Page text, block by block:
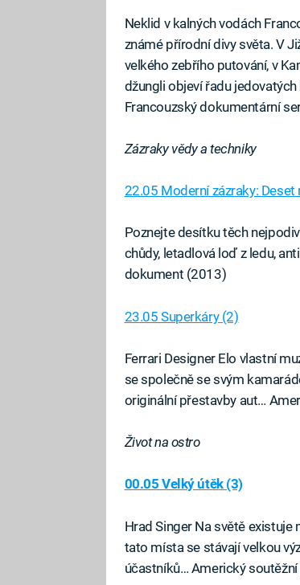
Neklid v kalných vodách
známé přírodní divy světa. V
velkého zebřího putování, v
džungli objeví řadu
Francouzský dokumentární
Zázraky vědy a techniky
22.05 Moderní zázraky:
Poznejte desítku těch
chůdy, letadlová loď z ledu,
dokument (2013)
23.05 Superkáry (2)
Ferrari Designer Elo vlastní
se společně se svým
originální přestavby aut…
Život na ostro
00.05 Velký útěk (3)
Hrad Singer Na světě
tato místa se stávají velkou
účastníků… Americký